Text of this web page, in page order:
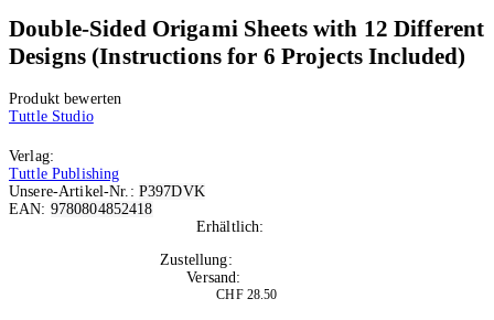
Double-Sided Origami Sheets with 12 Different
Designs (Instructions for 6 Projects Included)
Produkt bewerten
Tuttle Studio
Verlag:
Tuttle Publishing
Unsere-Artikel-Nr.: P397DVK
EAN: 9780804852418
Erhältlich:
Zustellung:
Versand:
CHF 28.50